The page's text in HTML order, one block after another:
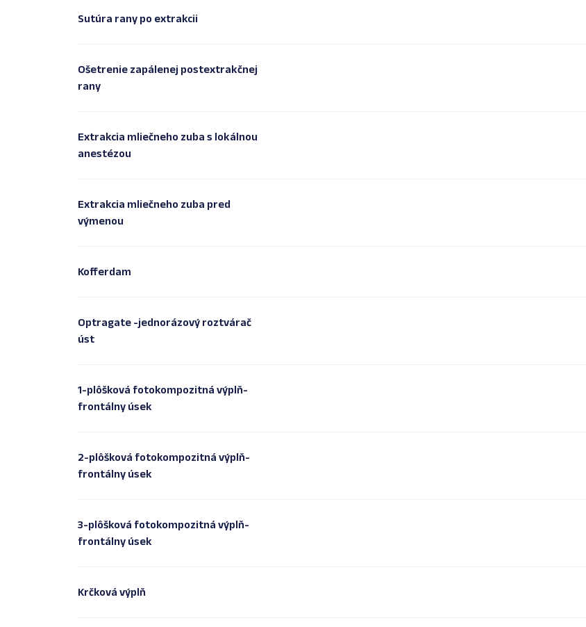
Sutúra rany po extrakcii
Ošetrenie zapálenej postextrakčnej
rany
Extrakcia mliečneho zuba s lokálnou
anestézou
Extrakcia mliečneho zuba pred
výmenou
Kofferdam
Optragate -jednorázový roztvárač
úst
1-plôšková fotokompozitná výplň-
frontálny úsek
2-plôšková fotokompozitná výplň-
frontálny úsek
3-plôšková fotokompozitná výplň-
frontálny úsek
Krčková výplň